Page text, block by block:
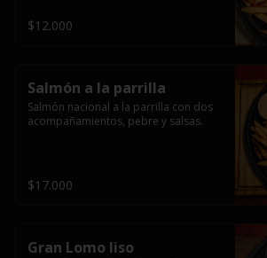
$12.000
Salmón a la parrilla
Salmón nacional a la parrilla con dos
acompañamientos, pebre y salsas.
$17.000
Gran Lomo liso